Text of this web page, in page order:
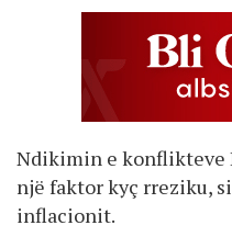
Ndikimin e konflikteve
një faktor kyç rreziku,
inflacionit.